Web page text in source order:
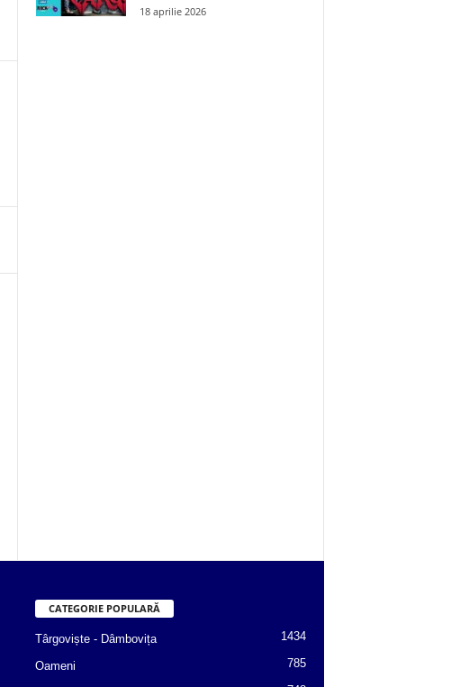
18 aprilie 2026
CATEGORIE POPULARĂ
Târgoviște - Dâmbovița 1434
Oameni 785